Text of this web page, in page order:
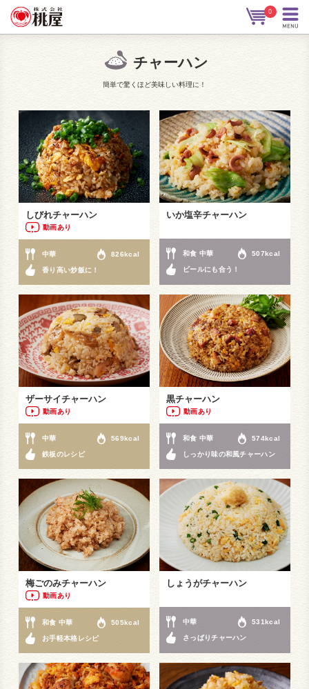
0
チャーハン
簡単で驚くほど美味しい料理に！
しびれチャーハン
動画あり
中華 826kcal
香り高い炒飯に！
いか塩辛チャーハン
和食 中華 507kcal
ビールにも合う！
ザーサイチャーハン
動画あり
中華 569kcal
鉄板のレシピ
黒チャーハン
動画あり
和食 中華 574kcal
しっかり味の和風チャーハン
梅ごのみチャーハン
動画あり
和食 中華 505kcal
お手軽本格レシピ
しょうがチャーハン
中華 531kcal
さっぱりチャーハン